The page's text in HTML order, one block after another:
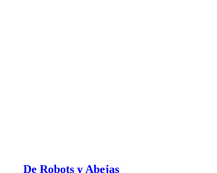
De Robots y Abejas